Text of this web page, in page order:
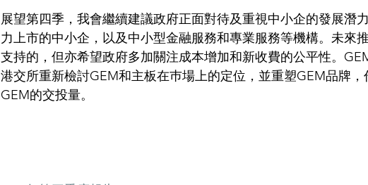
展望第四季，我會繼續建議政府正面對待及重視中小企的發展潛
力上市的中小企，以及中小型金融服務和專業服務等機構。未來
支持的，但亦希望政府多加關注成本增加和新收費的公平性。
港交所重新檢討GEM和主板在巿場上的定位，並重塑GEM品牌
GEM的交投量。